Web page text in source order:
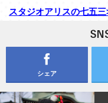
スタジオアリスの七五
シェア